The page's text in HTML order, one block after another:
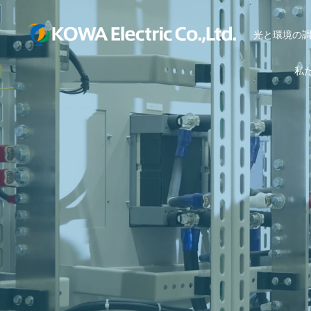
光と環境の
私